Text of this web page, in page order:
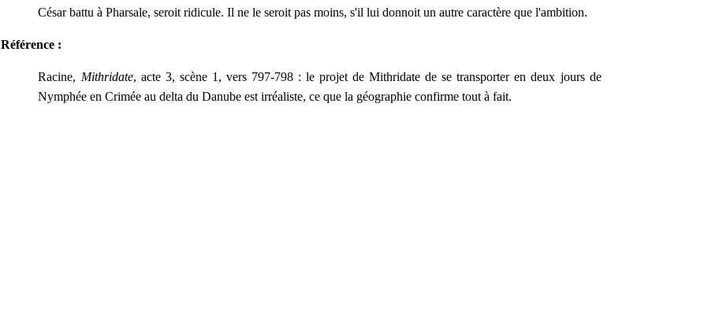
César battu à Pharsale, seroit ridicule. Il ne le seroit pas moins, s'il lui donnoit un autre caractère que l'ambition.
Référence :
Racine, Mithridate, acte 3, scène 1, vers 797-798 : le projet de Mithridate de se transporter en deux jours de
Nymphée en Crimée au delta du Danube est irréaliste, ce que la géographie confirme tout à fait.